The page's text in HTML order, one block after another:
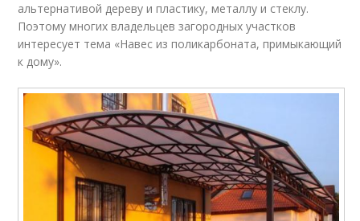
альтернативой дереву и пластику, металлу и стеклу.
Поэтому многих владельцев загородных участков
интересует тема «Навес из поликарбоната, примыкающий
к дому».